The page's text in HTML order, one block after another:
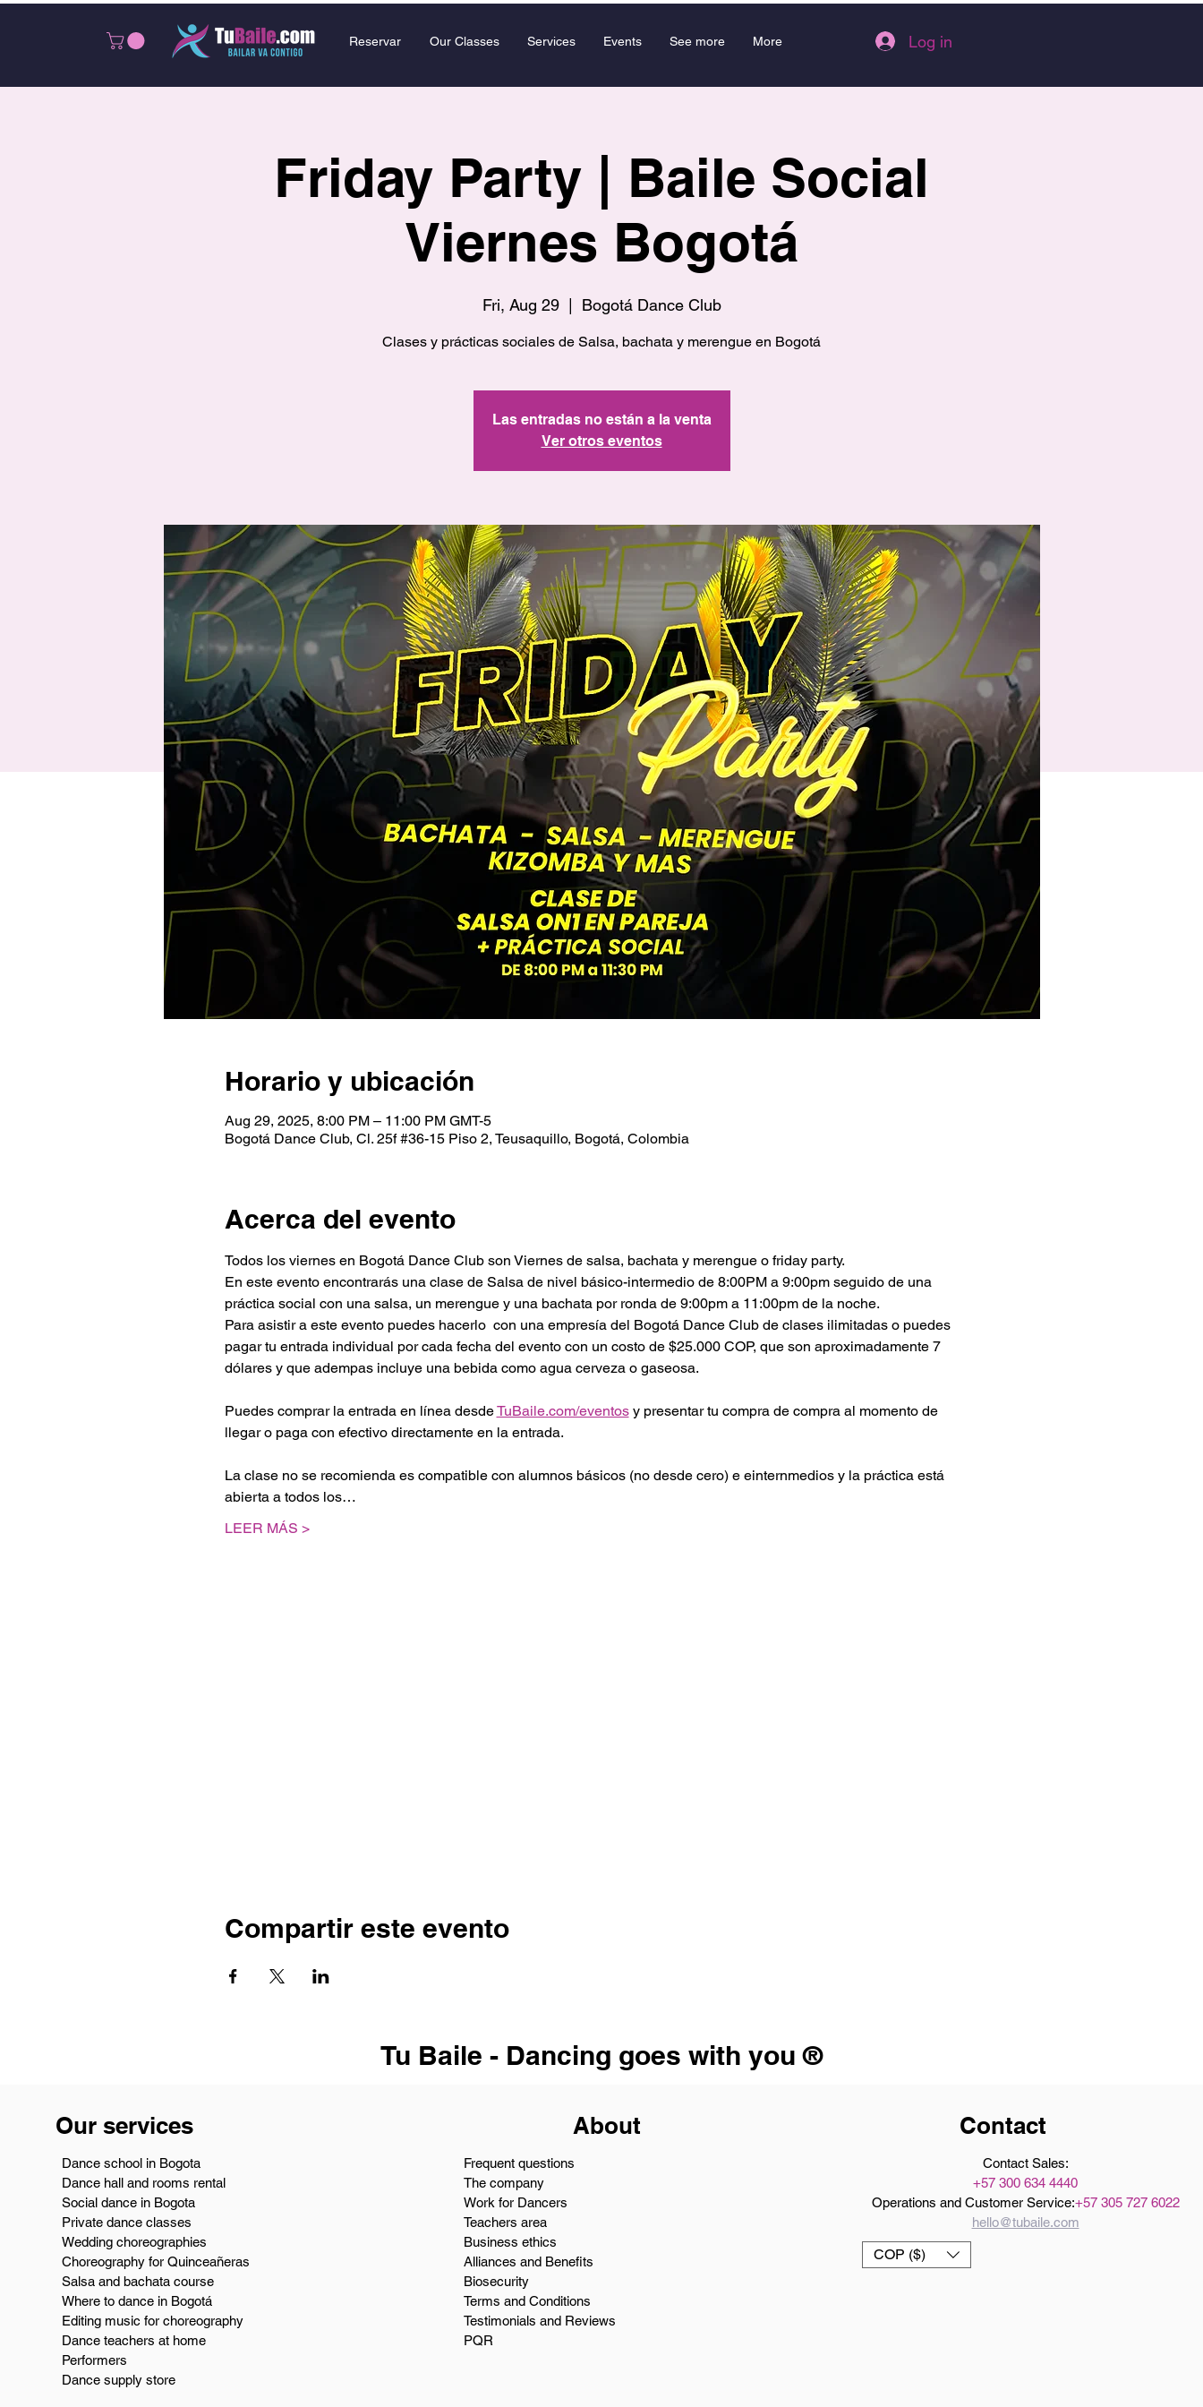
Reservar Our Classes Services Events See more More Log in
Friday Party | Baile Social
Viernes Bogotá
Fri, Aug 29
  |
Bogotá Dance Club
Clases y prácticas sociales de Salsa, bachata y merengue en Bogotá
Las entradas no están a la venta
Ver otros eventos
Horario y ubicación
Aug 29, 2025, 8:00 PM – 11:00 PM GMT-5
Bogotá Dance Club, Cl. 25f #36-15 Piso 2, Teusaquillo, Bogotá, Colombia
Acerca del evento
Todos los viernes en Bogotá Dance Club son Viernes de salsa, bachata y merengue o friday party.
En este evento encontrarás una clase de Salsa de nivel básico-intermedio de 8:00PM a 9:00pm seguido de una
práctica social con una salsa, un merengue y una bachata por ronda de 9:00pm a 11:00pm de la noche.
Para asistir a este evento puedes hacerlo  con una empresía del Bogotá Dance Club de clases ilimitadas o puedes
pagar tu entrada individual por cada fecha del evento con un costo de $25.000 COP, que son aproximadamente 7
dólares y que adempas incluye una bebida como agua cerveza o gaseosa.
Puedes comprar la entrada en línea desde TuBaile.com/eventos y presentar tu compra de compra al momento de
llegar o paga con efectivo directamente en la entrada.
La clase no se recomienda es compatible con alumnos básicos (no desde cero) e einternmedios y la práctica está
abierta a todos los…
LEER MÁS >
Compartir este evento
Tu Baile - Dancing goes with you ®
Our services
Dance school in Bogota
Dance hall and rooms rental
Social dance in Bogota
Private dance classes
Wedding choreographies
Choreography for Quinceañeras
Salsa and bachata course
Where to dance in Bogotá
Editing music for choreography
Dance teachers at home
Performers
Dance supply store
About
Frequent questions
The company
Work for Dancers
Teachers area
Business ethics
Alliances and Benefits
Biosecurity
Terms and Conditions
Testimonials and Reviews
PQR
Contact
Contact Sales:
+57 300 634 4440
Operations and Customer Service:+57 305 727 6022
hello@tubaile.com
COP ($)